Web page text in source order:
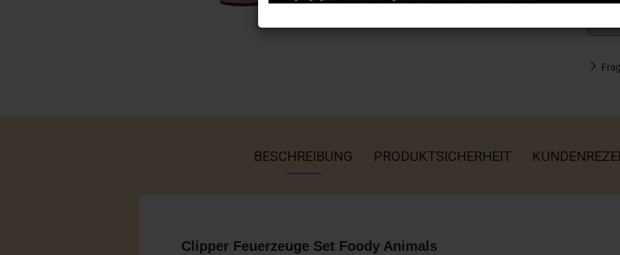
BESCHREIBUNG PRODUKTSICHERHEIT
Clipper Feuerzeuge Set Foody Animals